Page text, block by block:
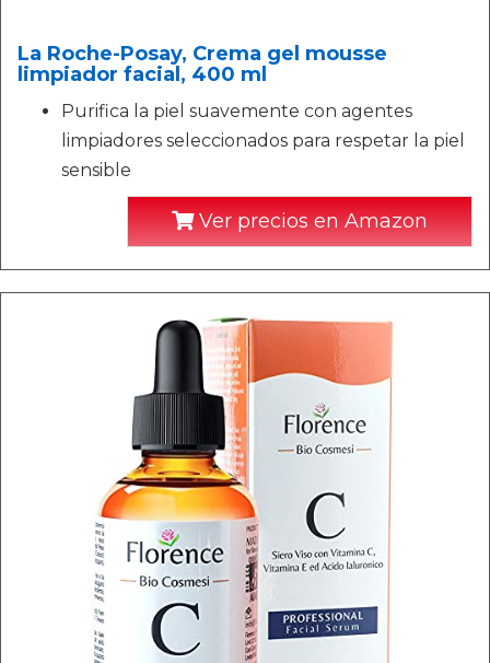
La Roche-Posay, Crema gel mousse
limpiador facial, 400 ml
Purifica la piel suavemente con agentes
limpiadores seleccionados para respetar la piel
sensible
Ver precios en Amazon